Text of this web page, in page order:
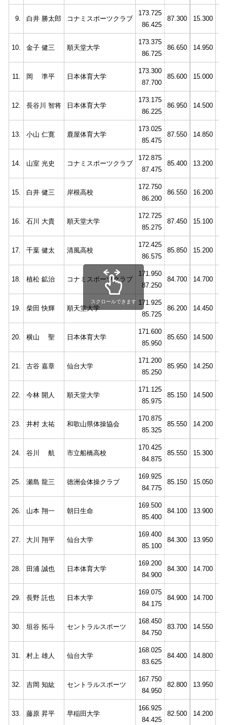
9. 白井 勝太郎 コナミスポーツクラブ
173.725
86.425
87.300 15.300
10. 金子 健三 順天堂大学
173.375
86.725
86.650 14.950
11. 岡 準平 日本体育大学
173.300
87.700
85.600 15.000
12. 長谷川 智将 日本体育大学
173.175
86.225
86.950 14.500
13. 小山 仁寛 鹿屋体育大学
173.025
85.475
87.550 14.850
14. 山室 光史 コナミスポーツクラブ
172.875
87.475
85.400 13.200
15. 白井 健三 岸根高校
172.750
86.200
86.550 16.200
16. 石川 大貴 順天堂大学
172.725
85.275
87.450 15.100
17. 千葉 健太 清風高校
172.425
86.575
85.850 15.200
18. 植松 鉱治 コナミスポーツクラブ
171.950
87.250
84.700 14.700
19. 柴田 快輝 順天堂大学
171.925
85.725
86.200 14.450
20. 横山 聖 日本体育大学
171.600
85.950
85.650 14.500
21. 古谷 嘉章 仙台大学
171.200
85.250
85.950 14.250
22. 今林 開人 順天堂大学
171.125
85.975
85.150 14.500
23. 井村 太祐 和歌山県体操協会
170.875
85.325
85.550 14.200
24. 谷川 航 市立船橋高校
170.425
84.875
85.550 15.300
25. 瀬島 龍三 徳洲会体操クラブ
169.925
84.775
85.150 15.050
26. 山本 翔一 朝日生命
169.500
85.400
84.100 13.900
27. 大川 翔平 仙台大学
169.400
85.100
84.300 13.950
28. 田浦 誠也 日本体育大学
169.200
84.900
84.300 14.700
29. 長野 託也 日本大学
169.075
84.175
84.900 14.700
30. 垣谷 拓斗 セントラルスポーツ
168.450
84.750
83.700 14.550
31. 村上 雄人 仙台大学
168.025
83.625
84.400 14.800
32. 吉岡 知紘 セントラルスポーツ
167.750
84.950
82.800 13.950
33. 藤原 昇平 早稲田大学
166.925
84.425
82.500 14.200
スクロールできます